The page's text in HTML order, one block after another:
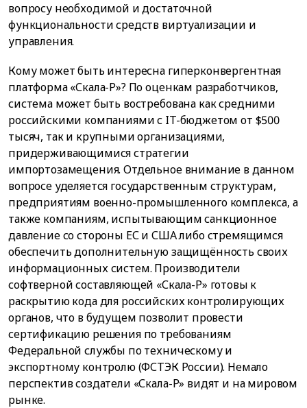
вопросу необходимой и достаточной
функциональности средств виртуализации и
управления.
Кому может быть интересна гиперконвергентная
платформа «Скала-Р»? По оценкам разработчиков,
система может быть востребована как средними
российскими компаниями с IT-бюджетом от $500
тысяч, так и крупными организациями,
придерживающимися стратегии
импортозамещения. Отдельное внимание в данном
вопросе уделяется государственным структурам,
предприятиям военно-промышленного комплекса, а
также компаниям, испытывающим санкционное
давление со стороны ЕС и США либо стремящимся
обеспечить дополнительную защищённость своих
информационных систем. Производители
софтверной составляющей «Скала-Р» готовы к
раскрытию кода для российских контролирующих
органов, что в будущем позволит провести
сертификацию решения по требованиям
Федеральной службы по техническому и
экспортному контролю (ФСТЭК России). Немало
перспектив создатели «Скала-Р» видят и на мировом
рынке.